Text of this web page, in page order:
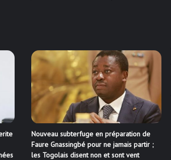
Nouveau subterfuge en préparation de
Faure Gnassingbé pour ne jamais partir ;
les Togolais disent non et sont vent